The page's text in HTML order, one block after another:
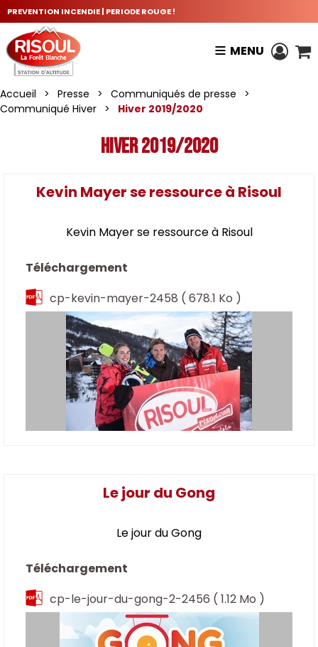
PREVENTION INCENDIE | PERIODE ROUGE !
MENU
Accueil > Presse > Communiqués de presse
>
Communiqué Hiver > Hiver 2019/2020
Hiver 2019/2020
Kevin Mayer se ressource à Risoul
Kevin Mayer se ressource à Risoul
Téléchargement
cp-kevin-mayer-2458 ( 678.1 Ko )
Le jour du Gong
Le jour du Gong
Téléchargement
cp-le-jour-du-gong-2-2456 ( 1.12 Mo )